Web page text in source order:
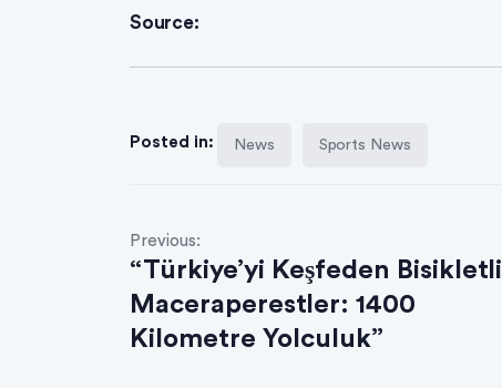
Source:
Posted in: News Sports News
Previous:
“Türkiye’yi Keşfeden Bisikletli
Maceraperestler: 1400
Kilometre Yolculuk”